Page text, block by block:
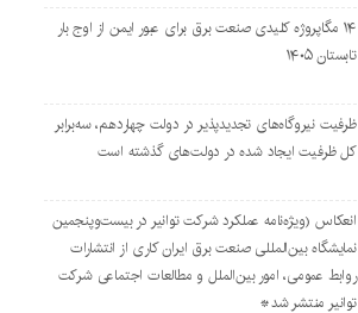
۱۴ مگاپروژه‌ کلیدی صنعت برق برای عبور ایمن از اوج بار
تابستان ۱۴۰۵
ظرفیت نیروگاه‌های تجدیدپذیر در دولت چهاردهم، سه‌برابر
کل ظرفیت ایجاد شده در دولت‌های گذشته است
انعکاس (ویژه‌نامه عملکرد شرکت توانیر در بیست‌وپنجمین
نمایشگاه بین‌المللی صنعت برق ایران کاری از انتشارات
روابط عمومی، امور بین‌الملل و مطالعات اجتماعی شرکت
توانیر منتشر شد*